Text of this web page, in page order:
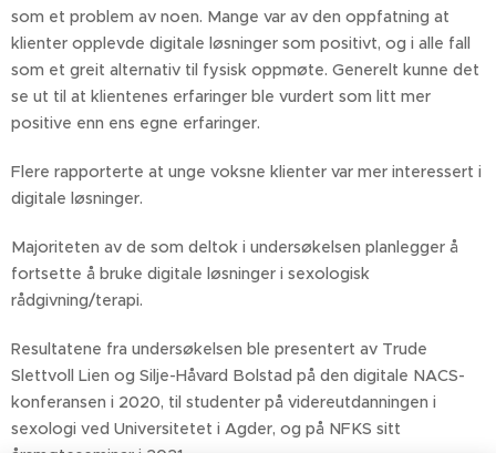
som et problem av noen. Mange var av den oppfatning at
klienter opplevde digitale løsninger som positivt, og i alle fall
som et greit alternativ til fysisk oppmøte. Generelt kunne det
se ut til at klientenes erfaringer ble vurdert som litt mer
positive enn ens egne erfaringer.
Flere rapporterte at unge voksne klienter var mer interessert i
digitale løsninger.
Majoriteten av de som deltok i undersøkelsen planlegger å
fortsette å bruke digitale løsninger i sexologisk
rådgivning/terapi.
Resultatene fra undersøkelsen ble presentert av Trude
Slettvoll Lien og Silje-Håvard Bolstad på den digitale NACS-
konferansen i 2020, til studenter på videreutdanningen i
sexologi ved Universitetet i Agder, og på NFKS sitt